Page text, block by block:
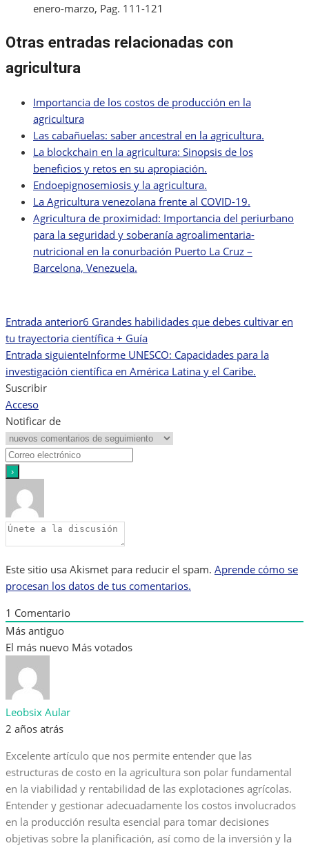
enero-marzo, Pag. 111-121
Otras entradas relacionadas con
agricultura
Importancia de los costos de producción en la
agricultura
Las cabañuelas: saber ancestral en la agricultura.
La blockchain en la agricultura: Sinopsis de los
beneficios y retos en su apropiación.
Endoepignosemiosis y la agricultura.
La Agricultura venezolana frente al COVID-19.
Agricultura de proximidad: Importancia del periurbano
para la seguridad y soberanía agroalimentaria-
nutricional en la conurbación Puerto La Cruz –
Barcelona, Venezuela.
Navegación
de
entradas
Entrada anterior6 Grandes habilidades que debes cultivar en
tu trayectoria científica + Guía
Entrada siguienteInforme UNESCO: Capacidades para la
investigación científica en América Latina y el Caribe.
Suscribir
Acceso
Notificar de
Este sitio usa Akismet para reducir el spam. Aprende cómo se
procesan los datos de tus comentarios.
1 Comentario
Más antiguo
El más nuevo Más votados
Leobsix Aular
2 años atrás
Excelente artículo que nos permite entender que las
estructuras de costo en la agricultura son polar fundamental
en la viabilidad y rentabilidad de las explotaciones agrícolas.
Entender y gestionar adecuadamente los costos involucrados
en la producción resulta esencial para tomar decisiones
objetivas sobre la planificación, así como de la inversión y la